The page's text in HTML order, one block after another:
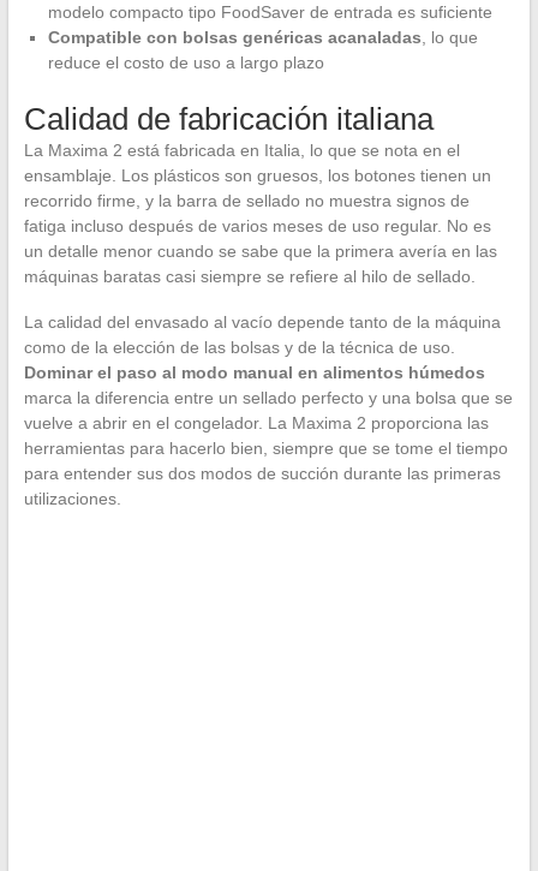
modelo compacto tipo FoodSaver de entrada es suficiente
Compatible con bolsas genéricas acanaladas , lo que
reduce el costo de uso a largo plazo
Calidad de fabricación italiana
La Maxima 2 está fabricada en Italia, lo que se nota en el
ensamblaje. Los plásticos son gruesos, los botones tienen un
recorrido firme, y la barra de sellado no muestra signos de
fatiga incluso después de varios meses de uso regular. No es
un detalle menor cuando se sabe que la primera avería en las
máquinas baratas casi siempre se refiere al hilo de sellado.
La calidad del envasado al vacío depende tanto de la máquina
como de la elección de las bolsas y de la técnica de uso.
Dominar el paso al modo manual en alimentos húmedos
marca la diferencia entre un sellado perfecto y una bolsa que se
vuelve a abrir en el congelador. La Maxima 2 proporciona las
herramientas para hacerlo bien, siempre que se tome el tiempo
para entender sus dos modos de succión durante las primeras
utilizaciones.